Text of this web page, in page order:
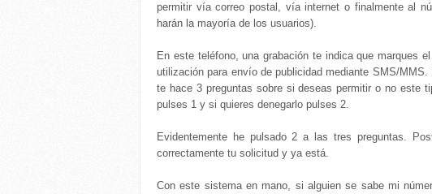
permitir vía correo postal, vía internet o finalmente al
harán la mayoría de los usuarios).
En este teléfono, una grabación te indica que marques
utilización para envío de publicidad mediante SMS/
te hace 3 preguntas sobre si deseas permitir o no este
pulses 1 y si quieres denegarlo pulses 2.
Evidentemente he pulsado 2 a las tres preguntas.
correctamente tu solicitud y ya está.
Con este sistema en mano, si alguien se sabe mi